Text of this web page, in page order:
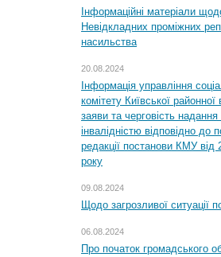
Інформаційні матеріали
Невідкладних проміжних
насильства
20.08.2024
Інформація управління
комітету Київської
заяви та черговість надання
інвалідністю відповідно
редакції постанови КМУ
року
09.08.2024
Щодо загрозливої ситуації
06.08.2024
Про початок громадського